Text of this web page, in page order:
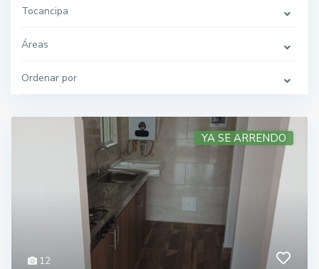
Tocancipa
Áreas
Ordenar por
12
YA SE ARRENDO